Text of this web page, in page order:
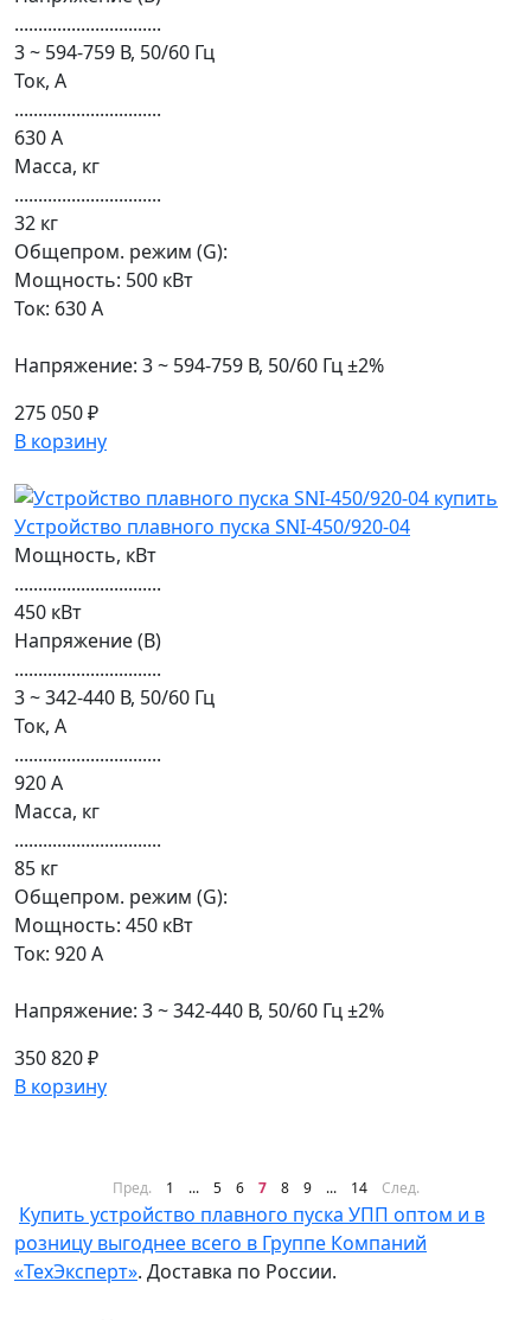
...............................
3 ~ 594-759 В, 50/60 Гц
Ток, А
...............................
630 А
Масса, кг
...............................
32 кг
Общепром. режим (G):
Мощность: 500 кВт
Ток: 630 А
Напряжение: 3 ~ 594-759 В, 50/60 Гц ±2%
275 050 ₽
В корзину
Устройство плавного пуска SNI-450/920-04
Мощность, кВт
...............................
450 кВт
Напряжение (В)
...............................
3 ~ 342-440 В, 50/60 Гц
Ток, А
...............................
920 А
Масса, кг
...............................
85 кг
Общепром. режим (G):
Мощность: 450 кВт
Ток: 920 А
Напряжение: 3 ~ 342-440 В, 50/60 Гц ±2%
350 820 ₽
В корзину
Пред. 1 ... 5 6 7 8 9 ... 14 След.
Купить устройство плавного пуска УПП оптом и в
розницу выгоднее всего в Группе Компаний
«ТехЭксперт». Доставка по России.